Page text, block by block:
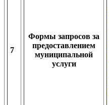
7
Формы запросов за
предоставлением
муниципальной
услуги